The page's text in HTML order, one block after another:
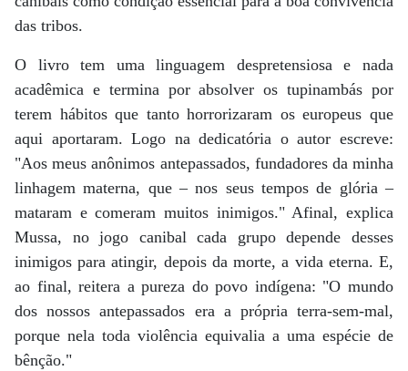
das tribos.
O livro tem uma linguagem despretensiosa e nada
acadêmica e termina por absolver os tupinambás por
terem hábitos que tanto horrorizaram os europeus que
aqui aportaram. Logo na dedicatória o autor escreve:
"Aos meus anônimos antepassados, fundadores da minha
linhagem materna, que – nos seus tempos de glória –
mataram e comeram muitos inimigos." Afinal, explica
Mussa, no jogo canibal cada grupo depende desses
inimigos para atingir, depois da morte, a vida eterna. E,
ao final, reitera a pureza do povo indígena: "O mundo
dos nossos antepassados era a própria terra-sem-mal,
porque nela toda violência equivalia a uma espécie de
bênção."